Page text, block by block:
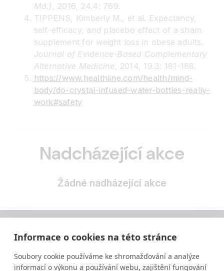
Informace o cookies na této stránce
Soubory cookie používáme ke shromažďování a analýze
informací o výkonu a používání webu, zajištění fungování
Md.)
, 2016, 24.4: 769.
TIPPENS, Kimberly M., et al. Expectancy,
self-efficacy, and placebo effect of a sham
supplement for weight loss in obese adults.
Journal of Evidence-Based Complementary
Alternative Medicine , 2014, 19.3: 181-188.
https://www.healthline.com/health/mind-
body/do-crystal-infused-water-bottles-really-
work#safety
Nadcházející akce
Žádné nadházející akce